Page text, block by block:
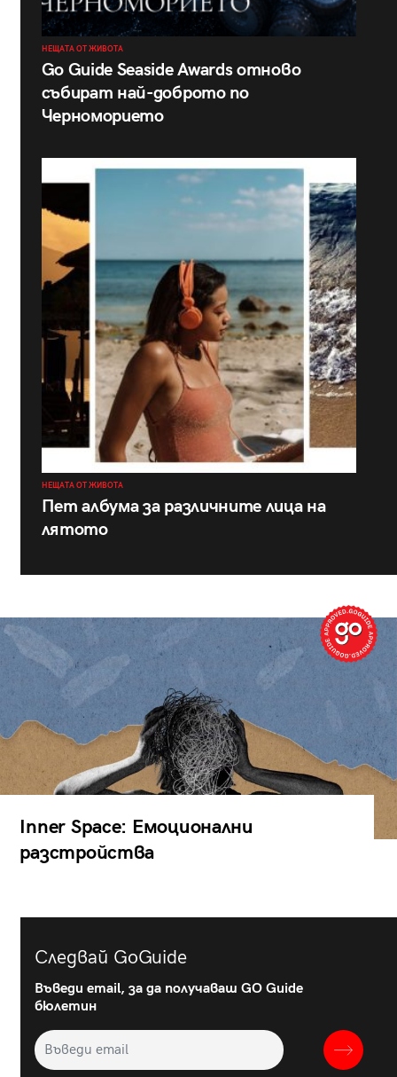
НЕЩАТА ОТ ЖИВОТА
Go Guide Seaside Awards отново
събират най-доброто по
Черноморието
НЕЩАТА ОТ ЖИВОТА
Пет албума за различните лица на
лятото
Inner Space: Емоционални
разстройства
Следвай GoGuide
Въведи email, за да получаваш GO Guide
бюлетин